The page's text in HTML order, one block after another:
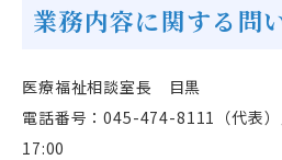
業務内容に関する問
医療福祉相談室長 目黒
電話番号：045-474-8111 （代表
17:00